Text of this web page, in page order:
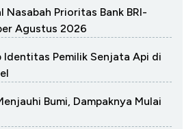
Nasabah Prioritas Bank BRI-
Agustus 2026
Identitas Pemilik Senjata Api di
Bumi, Dampaknya Mulai